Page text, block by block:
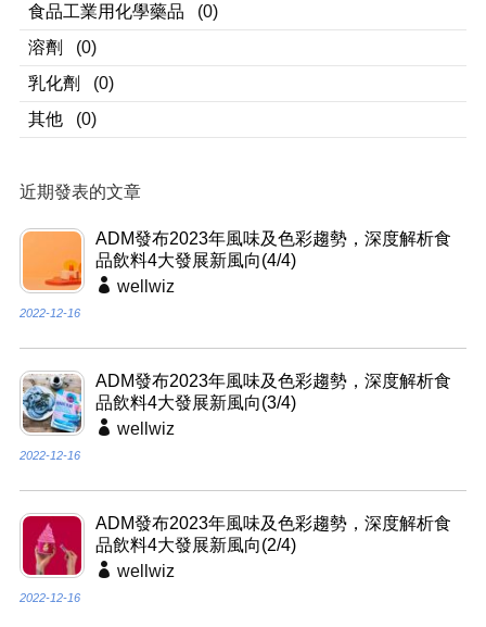
食品工業用化學藥品
(0)
溶劑
(0)
乳化劑
(0)
其他
(0)
近期發表的文章
ADM發布2023年風味及色彩趨勢，深度解析食
品飲料4大發展新風向(4/4)
wellwiz
2022-12-16
ADM發布2023年風味及色彩趨勢，深度解析食
品飲料4大發展新風向(3/4)
wellwiz
2022-12-16
ADM發布2023年風味及色彩趨勢，深度解析食
品飲料4大發展新風向(2/4)
wellwiz
2022-12-16